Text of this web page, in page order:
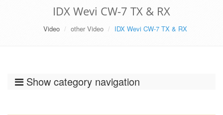
IDX Wevi CW-7 TX & RX
Video other Video IDX Wevi CW-7 TX & RX
Show category navigation